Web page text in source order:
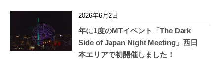
2026年6月2日
年に1度のMTイベント「The Dark
Side of Japan Night Meeting」西日
本エリアで初開催しました！